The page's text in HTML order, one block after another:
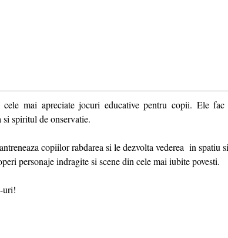
cele mai apreciate jocuri educative pentru copii. Ele
spiritul de onservatie.
copiilor rabdarea si le dezvolta vederea in spatiu
personaje indragite si scene din cele mai iubite povesti.
uri!